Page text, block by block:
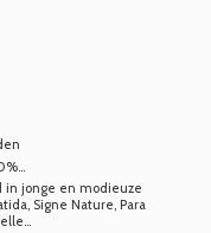
in jonge en modieuze
Signe Nature, Para